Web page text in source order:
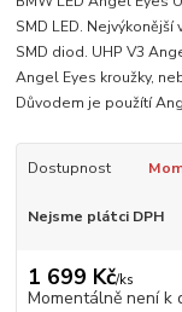
SMD LED.
SMD diod. UHP V3
Angel Eyes kroužky,
Důvodem je použítí
Dostupnost
Nejsme plátci DPH
1 699 Kč/ks
Momentálně není k